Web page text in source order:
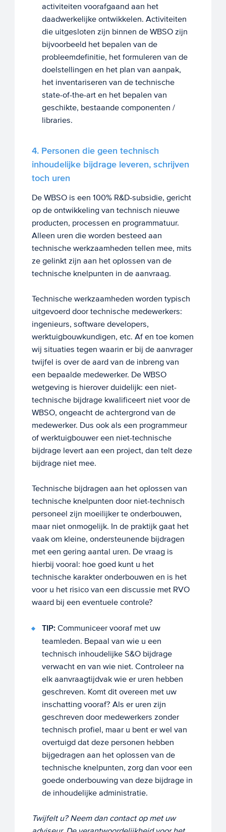
activiteiten voorafgaand aan het
daadwerkelijke ontwikkelen. Activiteiten
die uitgesloten zijn binnen de WBSO zijn
bijvoorbeeld het bepalen van de
probleemdefinitie, het formuleren van de
doelstellingen en het plan van aanpak,
het inventariseren van de technische
state-of-the-art en het bepalen van
geschikte, bestaande componenten /
libraries.
4. Personen die geen technisch
inhoudelijke bijdrage leveren, schrijven
toch uren
De WBSO is een 100% R&D-subsidie, gericht
op de ontwikkeling van technisch nieuwe
producten, processen en programmatuur.
Alleen uren die worden besteed aan
technische werkzaamheden tellen mee, mits
ze gelinkt zijn aan het oplossen van de
technische knelpunten in de aanvraag.
Technische werkzaamheden worden typisch
uitgevoerd door technische medewerkers:
ingenieurs, software developers,
werktuigbouwkundigen, etc. Af en toe komen
wij situaties tegen waarin er bij de aanvrager
twijfel is over de aard van de inbreng van
een bepaalde medewerker. De WBSO
wetgeving is hierover duidelijk: een niet-
technische bijdrage kwalificeert niet voor de
WBSO, ongeacht de achtergrond van de
medewerker. Dus ook als een programmeur
of werktuigbouwer een niet-technische
bijdrage levert aan een project, dan telt deze
bijdrage niet mee.
Technische bijdragen aan het oplossen van
technische knelpunten door niet-technisch
personeel zijn moeilijker te onderbouwen,
maar niet onmogelijk. In de praktijk gaat het
vaak om kleine, ondersteunende bijdragen
met een gering aantal uren. De vraag is
hierbij vooral: hoe goed kunt u het
technische karakter onderbouwen en is het
voor u het risico van een discussie met RVO
waard bij een eventuele controle?
TIP: Communiceer vooraf met uw
teamleden. Bepaal van wie u een
technisch inhoudelijke S&O bijdrage
verwacht en van wie niet. Controleer na
elk aanvraagtijdvak wie er uren hebben
geschreven. Komt dit overeen met uw
inschatting vooraf? Als er uren zijn
geschreven door medewerkers zonder
technisch profiel, maar u bent er wel van
overtuigd dat deze personen hebben
bijgedragen aan het oplossen van de
technische knelpunten, zorg dan voor een
goede onderbouwing van deze bijdrage in
de inhoudelijke administratie.
Twijfelt u? Neem dan contact op met uw